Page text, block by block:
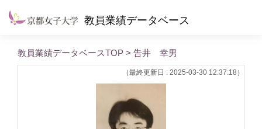
教員業績データベース
教員業績データベースTOP > 告井 幸男
（最終更新日 : 2025-03-30 12:37:18）